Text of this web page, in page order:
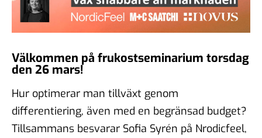
Välkommen på frukostseminarium torsdag
den 26 mars!
Hur optimerar man tillväxt genom
differentiering, även med en begränsad budget?
Tillsammans besvarar Sofia Syrén på Nrodicfeel,